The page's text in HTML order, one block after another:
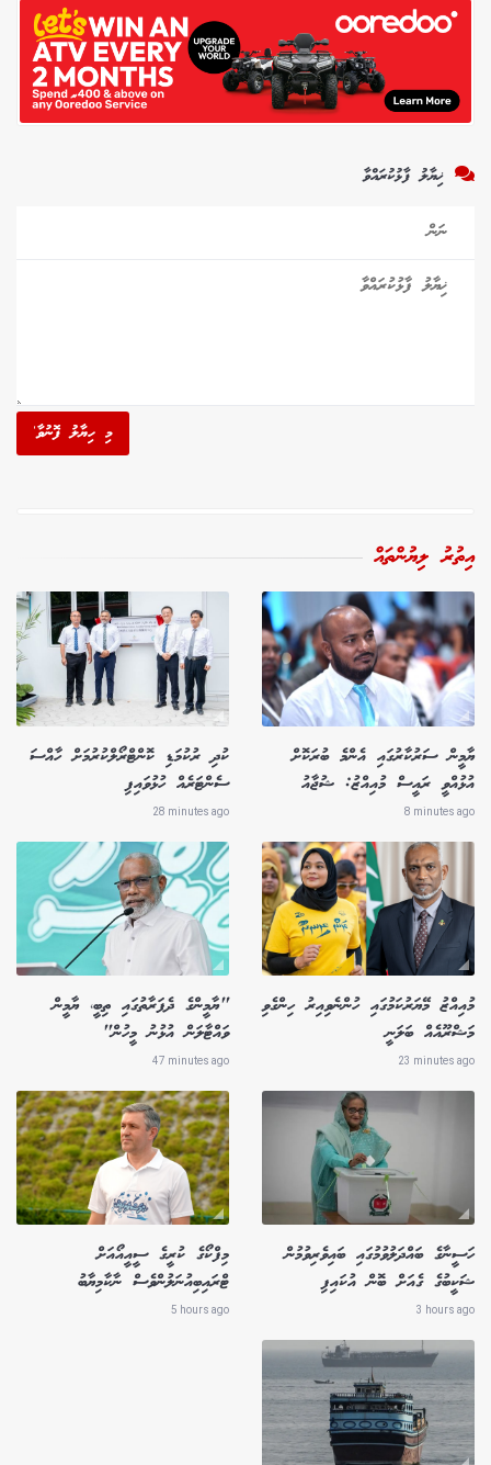
ޚިޔާލު ފާޅުކުރައްވާ
މި ހިޔާލު ފޮނުވާ'
އިތުރު ލިޔުންތައް
ޔާމީން ސަރުކާރުގައި އެންމެ ބުރަކޮށް
އުޅުއްވީ ރައީސް މުއިއްޒު: ޝުޖާއު
8 minutes ago
ކުދި ރުކުމަޑި ކޮންޓްރޯލްކުރުމަށް ހާއްސަ
ސެންޓަރެއް ހުޅުވައިފި
28 minutes ago
މުއިއްޒު މޭޔަރުކަމުގައި ހުންނެވިއިރު ހިންގެވި
މަޝްރޫއެއް ބަލަނީ
23 minutes ago
"ޔާމީންގެ ދެފަރާތުގައި ތިބީ، ޔާމީން
ވައްޓާލަން އުޅުނު މީހުން"
47 minutes ago
ހަސީނާގެ ބައްދަލުވުމުގައި ބައިވެރިވުމުން
ޝަކީބުގެ ގެއަށް ބޮން އުކައިފި
3 hours ago
މިފްކޯގެ ކުރީގެ ސީއީއޯއަށް
ޓްރައިބިއުނަލުންވެސް ނާކާމިޔާބު
5 hours ago